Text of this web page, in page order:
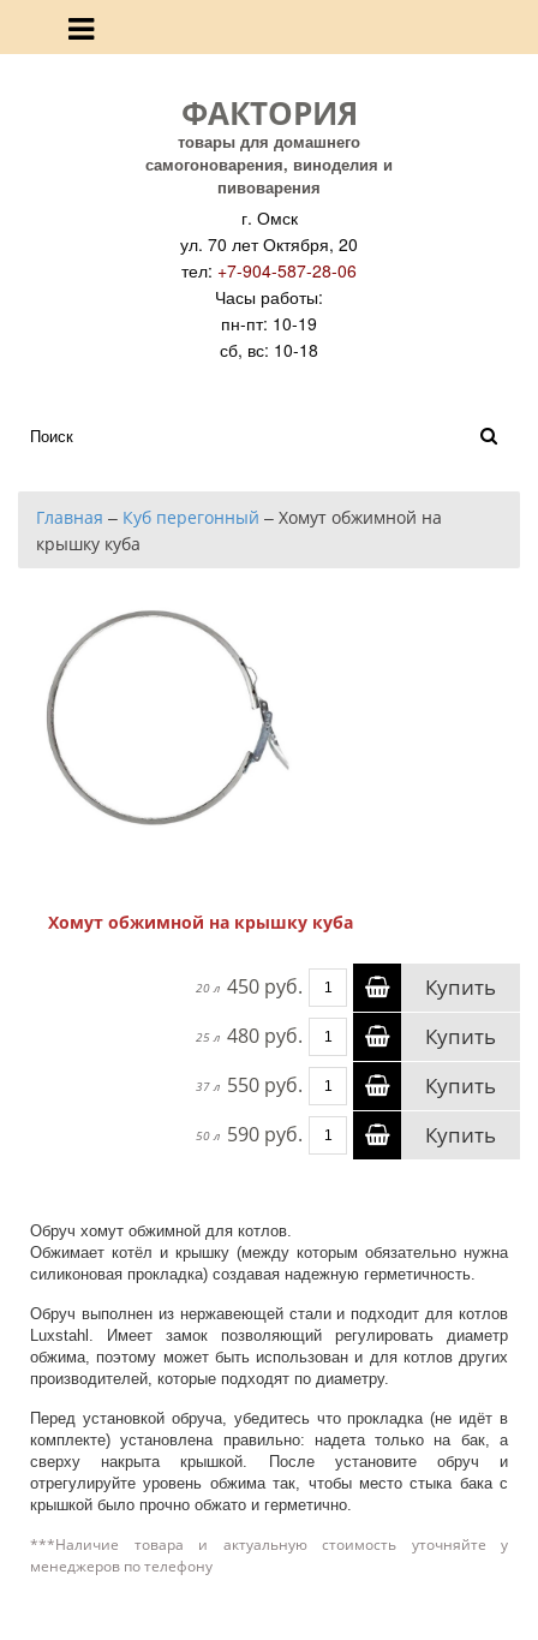
ФАКТОРИЯ
товары для домашнего
самогоноварения, виноделия и
пивоварения
г. Омск
ул. 70 лет Октября, 20
тел: +7-904-587-28-06
Часы работы:
пн-пт: 10-19
сб, вс: 10-18
Главная – Куб перегонный – Хомут обжимной на
крышку куба
Хомут обжимной на крышку куба
20 л 450 руб. Купить
25 л 480 руб. Купить
37 л 550 руб. Купить
50 л 590 руб. Купить
Обруч хомут обжимной для котлов.
Обжимает котёл и крышку (между которым обязательно нужна
силиконовая прокладка) создавая надежную герметичность.
Обруч выполнен из нержавеющей стали и подходит для котлов
Luxstahl. Имеет замок позволяющий регулировать диаметр
обжима, поэтому может быть использован и для котлов других
производителей, которые подходят по диаметру.
Перед установкой обруча, убедитесь что прокладка (не идёт в
комплекте) установлена правильно: надета только на бак, а
сверху накрыта крышкой. После установите обруч и
отрегулируйте уровень обжима так, чтобы место стыка бака с
крышкой было прочно обжато и герметично.
***Наличие товара и актуальную стоимость уточняйте у
менеджеров по телефону